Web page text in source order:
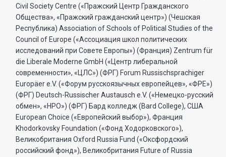
Civil Society Centre («Пражский Центр Гражданского
Общества», «Пражский гражданский центр») (Чешская
Республика) Association of Schools of Political Studies of the
Council of Europe («Ассоциация школ политических
исследований при Совете Европы») (Франция) Zentrum für
die Liberale Moderne GmbH («Центр либеральной
современности», «ЦЛС») (ФРГ) Forum Russischsprachiger
Europäer e.V. («Форум русскоязычных европейцев», «ФРЕ»)
(ФРГ) Deutsch-Russischer Austausch e.V. («Немецко-русский
обмен», «НРО») (ФРГ) Бард колледж (Bard College), США
European Choice («Европейский выбор»), Франция
Khodorkovsky Foundation («Фонд Ходорковского»),
Великобритания Oxford Russia Fund («Оксфордский
российский фонд»), Великобритания Future of Russia